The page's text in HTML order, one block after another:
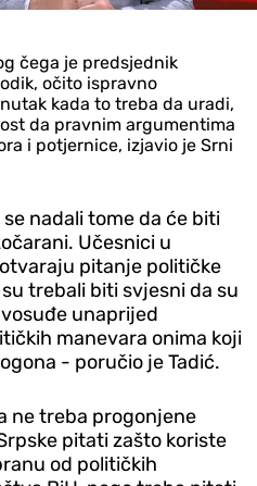
čega je predsjednik
očito ispravno
kada to treba da uradi,
da pravnim argumentima
i potjernice, izjavio je Srni
nadali tome da će biti
Učesnici u
pitanje političke
trebali biti svjesni da su
unaprijed
manevara onima koji
- poručio je Tadić.
ne treba progonjene
pitati zašto koriste
od političkih